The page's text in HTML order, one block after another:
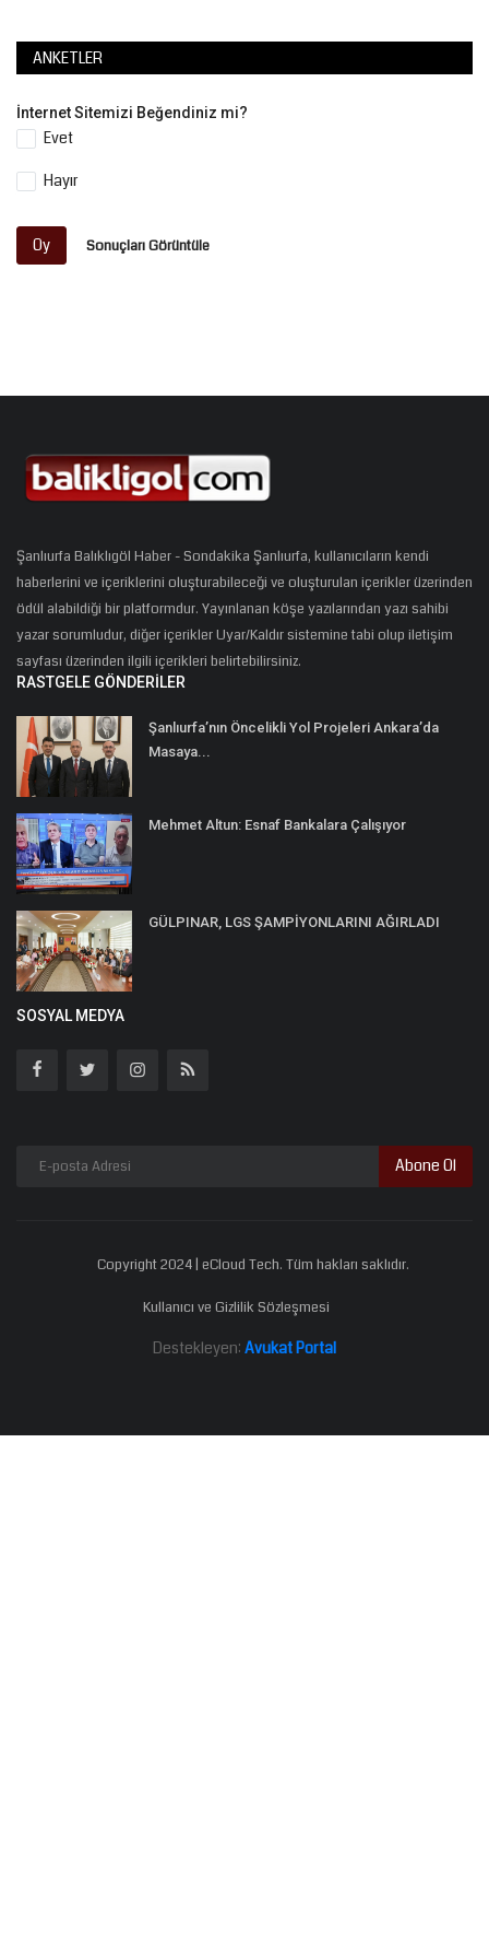
ANKETLER
İnternet Sitemizi Beğendiniz mi?
Evet
Hayır
Oy Sonuçları Görüntüle
Şanlıurfa Balıklıgöl Haber - Sondakika Şanlıurfa, kullanıcıların kendi
haberlerini ve içeriklerini oluşturabileceği ve oluşturulan içerikler üzerinden
ödül alabildiği bir platformdur. Yayınlanan köşe yazılarından yazı sahibi
yazar sorumludur, diğer içerikler Uyar/Kaldır sistemine tabi olup iletişim
sayfası üzerinden ilgili içerikleri belirtebilirsiniz.
RASTGELE GÖNDERILER
Şanlıurfa’nın Öncelikli Yol Projeleri Ankara’da
Masaya...
Mehmet Altun: Esnaf Bankalara Çalışıyor
GÜLPINAR, LGS ŞAMPİYONLARINI AĞIRLADI
SOSYAL MEDYA
Abone Ol
Copyright 2024 | eCloud Tech. Tüm hakları saklıdır.
Kullanıcı ve Gizlilik Sözleşmesi
Destekleyen: Avukat Portal